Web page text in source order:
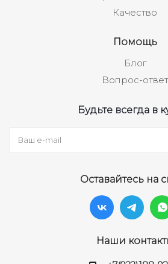
Качество
Помощь
Блог
Вопрос-ответ
Будьте всегда в
Оставайтесь на
Наши